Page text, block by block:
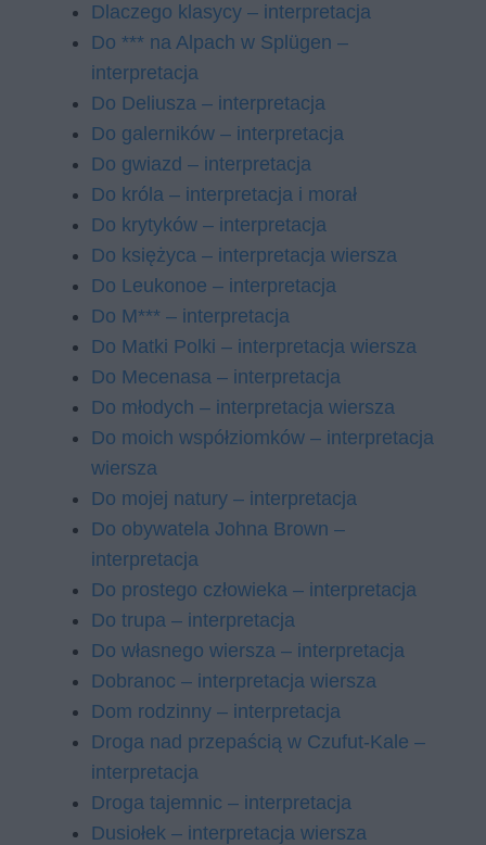
Dlaczego klasycy – interpretacja
Do *** na Alpach w Splügen –
interpretacja
Do Deliusza – interpretacja
Do galerników – interpretacja
Do gwiazd – interpretacja
Do króla – interpretacja i morał
Do krytyków – interpretacja
Do księżyca – interpretacja wiersza
Do Leukonoe – interpretacja
Do M*** – interpretacja
Do Matki Polki – interpretacja wiersza
Do Mecenasa – interpretacja
Do młodych – interpretacja wiersza
Do moich współziomków – interpretacja
wiersza
Do mojej natury – interpretacja
Do obywatela Johna Brown –
interpretacja
Do prostego człowieka – interpretacja
Do trupa – interpretacja
Do własnego wiersza – interpretacja
Dobranoc – interpretacja wiersza
Dom rodzinny – interpretacja
Droga nad przepaścią w Czufut-Kale –
interpretacja
Droga tajemnic – interpretacja
Dusiołek – interpretacja wiersza